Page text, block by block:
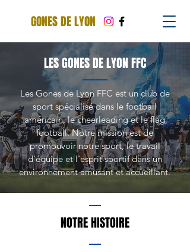
GONES DE LYON
LES GONES DE LYON FFC
Les Gones de Lyon FFC est un club de
sport spécialisé dans le football
américain, le cheerleading et le flag
football. Notre mission est de
promouvoir notre sport, le travail
d'équipe et l'esprit sportif dans un
environnement amusant et accueillant.
NOTRE HISTOIRE